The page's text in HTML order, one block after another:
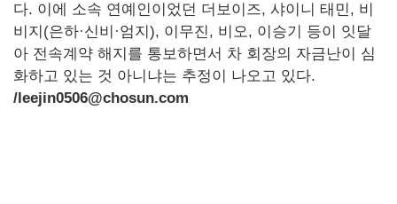
다. 이에 소속 연예인이었던 더보이즈, 샤이니 태민, 비
비지(은하·신비·엄지), 이무진, 비오, 이승기 등이 잇달
아 전속계약 해지를 통보하면서 차 회장의 자금난이 심
화하고 있는 것 아니냐는 추정이 나오고 있다.
/leejin0506@chosun.com